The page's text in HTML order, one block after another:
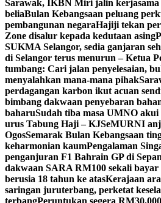
Sarawak, IKBN Miri jalin kerjasama
beliaBulan Kebangsaan peluang
pembangunan negaraHajiji tekan
Zone disalur kepada kedutaan asing
SUKMA Selangor, sedia ganjaran
di Selangor terus menurun – Ketua
tumbang: Cari jalan penyelesaian,
menyalahkan mana-mana pihak
perdagangan karbon ikut acuan
bimbang dakwaan penyebaran
baharuSudah tiba masa UMNO akui
urus Tabung Haji – KJSeMURNI
OgosSemarak Bulan Kebangsaan
keharmonian kaumPengalaman
penganjuran F1 Bahrain GP di
dakwaan SARA RM100 sekali
berusia 18 tahun ke atasKerajaan
saringan juruterbang, perketat
terbangPeruntukan segera